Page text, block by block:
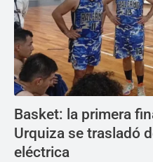
Basket: la primera
Urquiza se trasladó
eléctrica